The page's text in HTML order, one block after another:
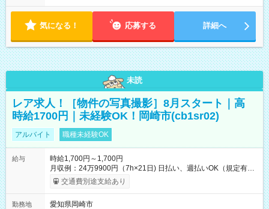
気になる！ 応募する 詳細へ
未読
レア求人！［物件の写真撮影］8月スタート｜高
時給1700円｜未経験OK！岡崎市(cb1sr02)
アルバイト 職種未経験OK
給与
時給1,700円～1,700円
月収例：24万9900円（7h×21日) 日払い、週払いOK（規定有
り） 【試用期間】試用期間なし
交通費別途支給あり
勤務地
愛知県岡崎市